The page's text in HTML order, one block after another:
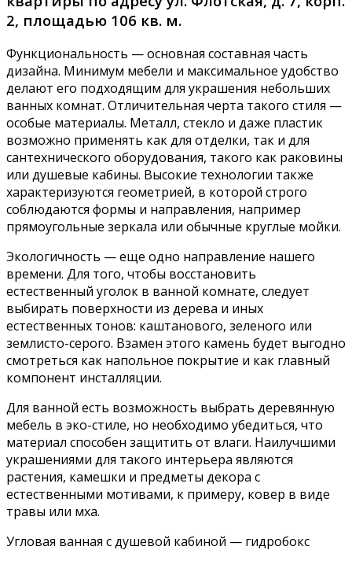
2, площадью 106 кв. м.
Функциональность — основная составная часть
дизайна. Минимум мебели и максимальное удобство
делают его подходящим для украшения небольших
ванных комнат. Отличительная черта такого стиля —
особые материалы. Металл, стекло и даже пластик
возможно применять как для отделки, так и для
сантехнического оборудования, такого как раковины
или душевые кабины. Высокие технологии также
характеризуются геометрией, в которой строго
соблюдаются формы и направления, например
прямоугольные зеркала или обычные круглые мойки.
Экологичность — еще одно направление нашего
времени. Для того, чтобы восстановить
естественный уголок в ванной комнате, следует
выбирать поверхности из дерева и иных
естественных тонов: каштанового, зеленого или
землисто-серого. Взамен этого камень будет выгодно
смотреться как напольное покрытие и как главный
компонент инсталляции.
Для ванной есть возможность выбрать деревянную
мебель в эко-стиле, но необходимо убедиться, что
материал способен защитить от влаги. Наилучшими
украшениями для такого интерьера являются
растения, камешки и предметы декора с
естественными мотивами, к примеру, ковер в виде
травы или мха.
Угловая ванная с душевой кабиной — гидробокс